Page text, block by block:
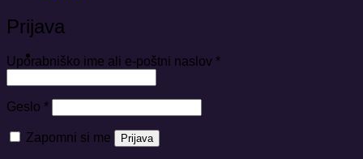
Prijava
Uporabniško ime ali e-poštni naslov *Zahtevano
Geslo *Zahtevano
Zapomni si me Prijava